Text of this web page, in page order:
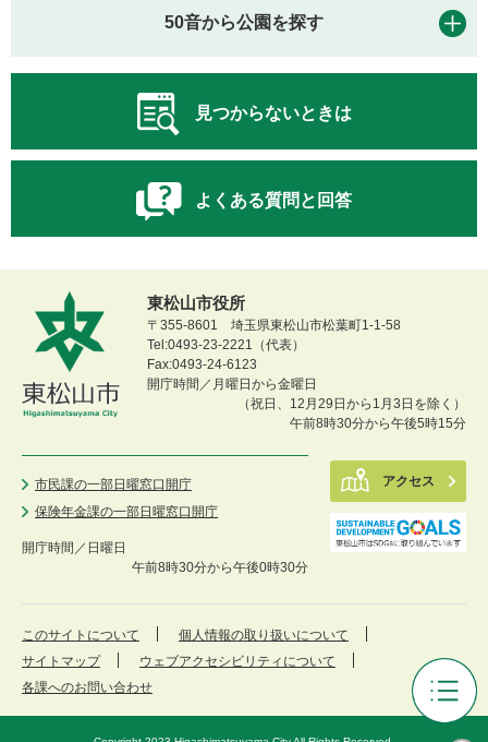
ひ
50音から公園を探す
見つからないときは
よくある質問と回答
東松山市役所
〒355-8601 埼玉県東松山市松葉町1-1-58
Tel:0493-23-2221（代表）
Fax:0493-24-6123
開庁時間／月曜日から金曜日
（祝日、12月29日から1月3日を除く）
午前8時30分から午後5時15分
市民課の一部日曜窓口開庁
保険年金課の一部日曜窓口開庁
開庁時間／ 日曜日
午前8時30分から午後0時30分
アクセス
このサイトについて
個人情報の取り扱いについて
サイトマップ
ウェブアクセシビリティについて
各課へのお問い合わせ